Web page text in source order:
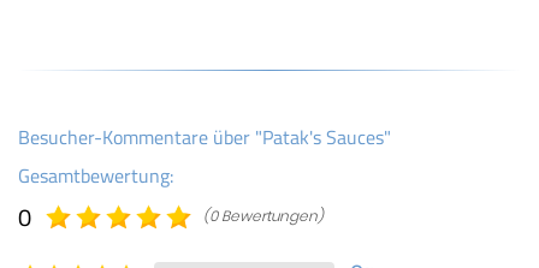
Besucher-Kommentare über "Patak's Sauces"
Gesamtbewertung:
0 (0 Bewertungen)